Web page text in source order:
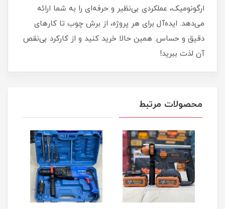
ارگونومیک، عملکردی بی‌نظیر و حرفه‌ای را به شما ارائه
می‌دهد. ایده‌آل برای هر پروژه، از برش چوب تا کارهای
دقیق و حساس. همین حالا خرید کنید و از کارکرد بی‌نقص
آن لذت ببرید!
محصولات مرتبط